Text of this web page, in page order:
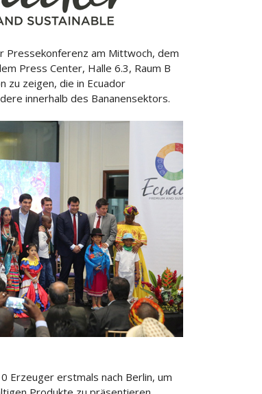
Pressekonferenz am Mittwoch, dem
Press Center, Halle 6.3, Raum B
zu zeigen, die in Ecuador
innerhalb des Bananensektors.
Erzeuger erstmals nach Berlin, um